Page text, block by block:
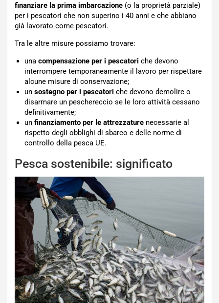
finanziare la prima imbarcazione (o la proprietà parziale)
per i pescatori che non superino i 40 anni e che abbiano
già lavorato come pescatori.
Tra le altre misure possiamo trovare:
una compensazione per i pescatori che devono
interrompere temporaneamente il lavoro per rispettare
alcune misure di conservazione;
un sostegno per i pescatori che devono demolire o
disarmare un peschereccio se le loro attività cessano
definitivamente;
un finanziamento per le attrezzature necessarie al
rispetto degli obblighi di sbarco e delle norme di
controllo della pesca UE.
Pesca sostenibile: significato